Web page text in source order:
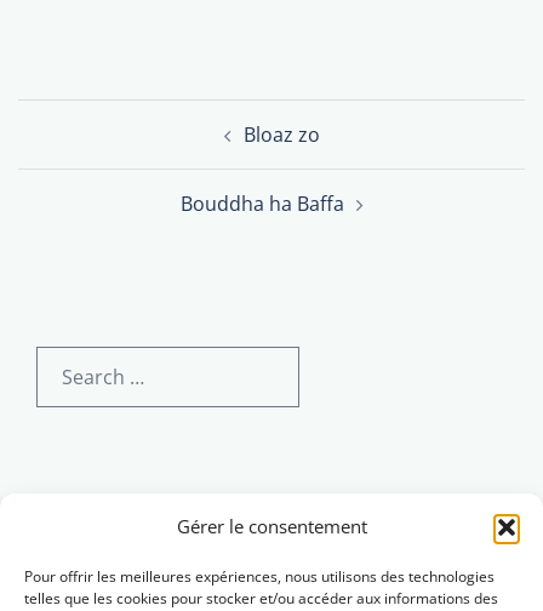
Gérer le consentement
Pour offrir les meilleures expériences, nous utilisons des technologies
telles que les cookies pour stocker et/ou accéder aux informations des
Bloaz zo
Bouddha ha Baffa
for: